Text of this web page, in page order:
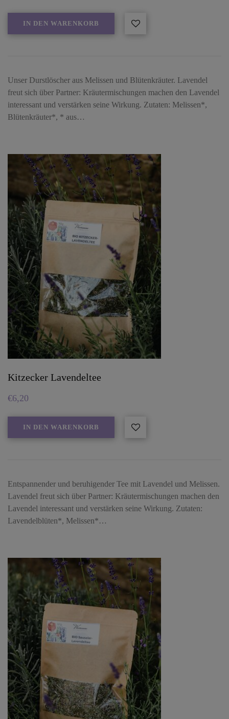
IN DEN WARENKORB
Unser Durstlöscher aus Melissen und Blütenkräuter. Lavendel
freut sich über Partner: Kräutermischungen machen den Lavendel
interessant und verstärken seine Wirkung. Zutaten: Melissen*,
Blütenkräuter*, * aus…
Kitzecker Lavendeltee
€6,20
IN DEN WARENKORB
Entspannender und beruhigender Tee mit Lavendel und Melissen.
Lavendel freut sich über Partner: Kräutermischungen machen den
Lavendel interessant und verstärken seine Wirkung. Zutaten:
Lavendelblüten*, Melissen*…